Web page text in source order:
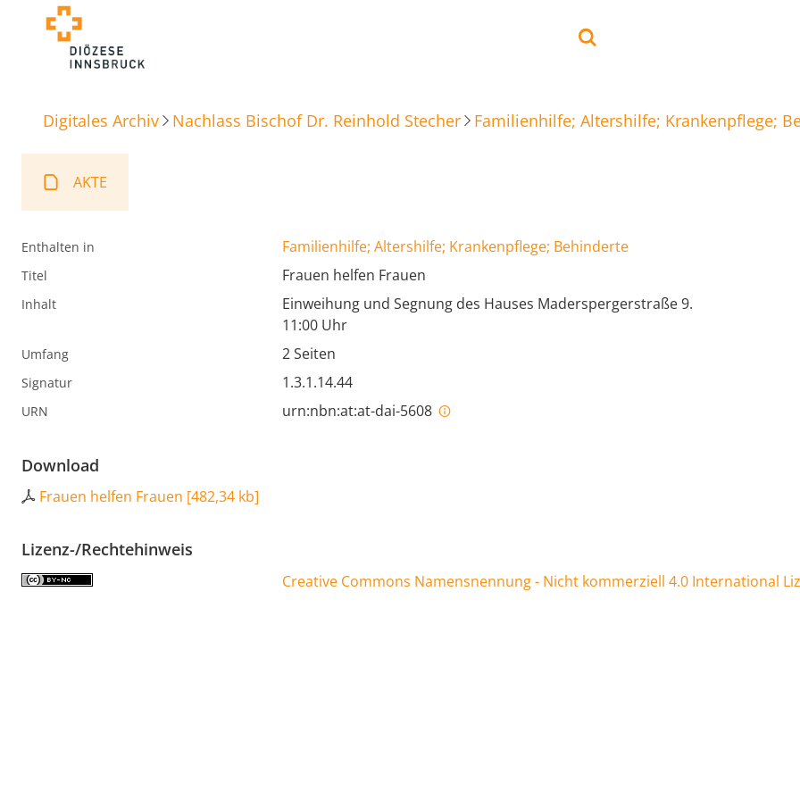
Digitales Archiv Nachlass Bischof Dr. Reinhold Stecher Familienhilfe; Altershilfe; Krankenpflege;
AKTE
Enthalten in Familienhilfe; Altershilfe; Krankenpflege; Behinderte
Titel Frauen helfen Frauen
Inhalt
Einweihung und Segnung des Hauses Maderspergerstraße 9.
11:00 Uhr
Umfang 2 Seiten
Signatur 1.3.1.14.44
URN urn:nbn:at:at-dai-5608
Download
Frauen helfen Frauen [482,34 kb]
Lizenz-/Rechtehinweis
Creative Commons Namensnennung - Nicht kommerziell 4.0 International